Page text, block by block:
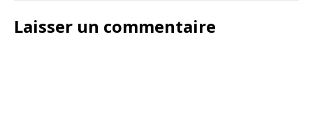
Laisser un commentaire